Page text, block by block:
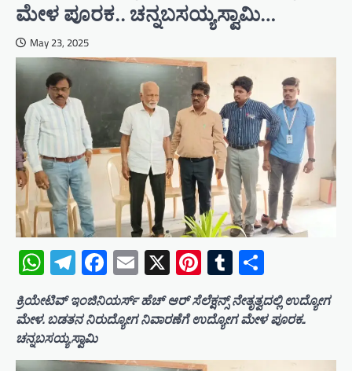
ಮೇಳ ಪೂರಕ.. ಚನ್ನಬಸಯ್ಯಸ್ವಾಮಿ…
May 23, 2025
WhatsApp
Telegram
Facebook
Email
X Pinterest
Tumblr
ಕ್ರಿಯೇಟಿವ್ ಇಂಜಿನಿಯರ್ಸ್ ಹೆಚ್ ಆರ್ ಸೆಲೆಕ್ಷನ್ಸ್ ನೇತೃತ್ವದಲ್ಲಿ ಉದ್ಯೋಗ
ಮೇಳ. ಬಡತನ ನಿರುದ್ಯೋಗ ನಿವಾರಣೆಗೆ ಉದ್ಯೋಗ ಮೇಳ ಪೂರಕ..
ಚನ್ನಬಸಯ್ಯಸ್ವಾಮಿ